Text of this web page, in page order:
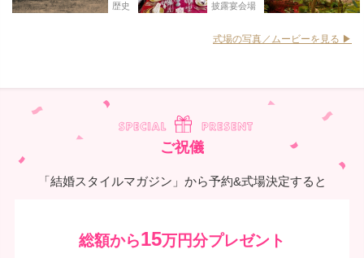
歴史 披露宴会場
式場の写真／ムービーを見る ▶︎
ご祝儀
「結婚スタイルマガジン」から予約&式場決定すると
総額から15万円分プレゼント